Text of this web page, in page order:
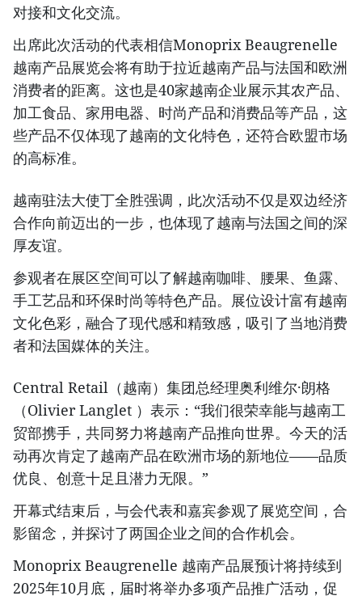
对接和文化交流。
出席此次活动的代表相信Monoprix Beaugrenelle
越南产品展览会将有助于拉近越南产品与法国和欧洲
消费者的距离。这也是40家越南企业展示其农产品、
加工食品、家用电器、时尚产品和消费品等产品，这
些产品不仅体现了越南的文化特色，还符合欧盟市场
的高标准。
越南驻法大使丁全胜强调，此次活动不仅是双边经济
合作向前迈出的一步，也体现了越南与法国之间的深
厚友谊。
参观者在展区空间可以了解越南咖啡、腰果、鱼露、
手工艺品和环保时尚等特色产品。展位设计富有越南
文化色彩，融合了现代感和精致感，吸引了当地消费
者和法国媒体的关注。
Central Retail（越南）集团总经理奥利维尔·朗格
（Olivier Langlet ）表示：“我们很荣幸能与越南工
贸部携手，共同努力将越南产品推向世界。今天的活
动再次肯定了越南产品在欧洲市场的新地位——品质
优良、创意十足且潜力无限。”
开幕式结束后，与会代表和嘉宾参观了展览空间，合
影留念，并探讨了两国企业之间的合作机会。
Monoprix Beaugrenelle 越南产品展预计将持续到
2025年10月底，届时将举办多项产品推广活动，促